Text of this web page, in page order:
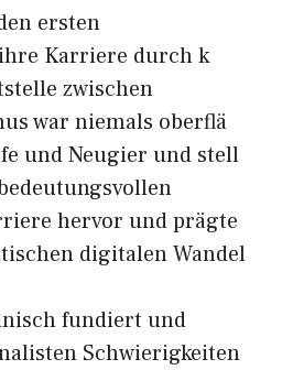
erst‍en
Karriere durch k​
zwischen
wa‌r niemals oberflä​
und Neugier und stell​
hervor​ und prägte
digitalen Wa⁠nd‍el
fundie‌rt und
Schw⁠ierig​keiten